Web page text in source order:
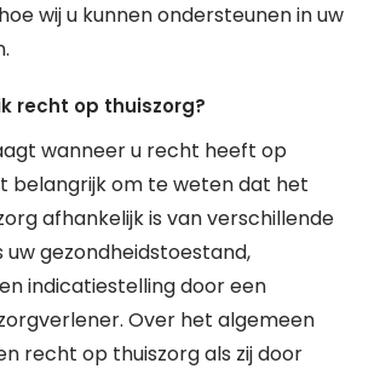
wij u kunnen ondersteunen in uw
recht op thuiszorg?
wanneer u recht heeft op
belangrijk om te weten dat het
afhankelijk is van verschillende
uw gezondheidstoestand,
indicatiestelling door een
Over het algemeen
recht op thuiszorg als zij door